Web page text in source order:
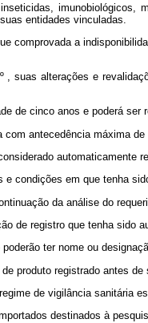
imunobiológicos,
entidades vinculadas.
comprovada a
, suas alterações e
de cinco anos e poderá
com antecedência máxima
e condições em que tenha
da análise do
de registro que tenha sido
ter nome ou
produto registrado antes
de vigilância sanitária
destinados à